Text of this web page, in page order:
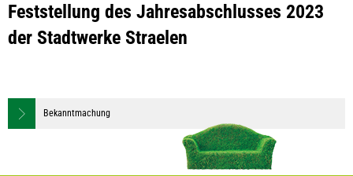
Feststellung des Jahresabschlusses 2023
der Stadtwerke Straelen
Bekanntmachung